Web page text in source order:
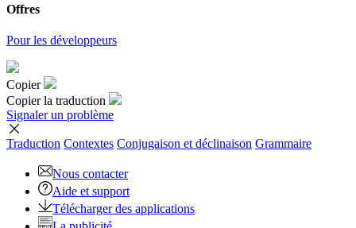
Offres
Pour les développeurs
Copier
Copier la traduction
Signaler un problème
Traduction Contextes Conjugaison et déclinaison Grammaire
Nous contacter
Aide et support
Télécharger des applications